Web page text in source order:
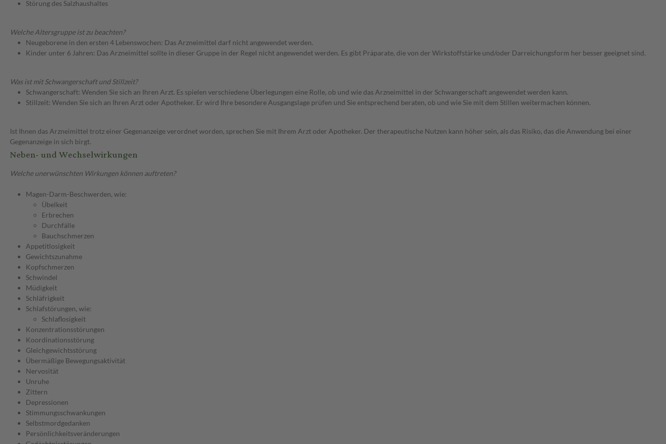
Störung des Salzhaushaltes
Welche Altersgruppe ist zu beachten?
Neugeborene in den ersten 4 Lebenswochen: Das Arzneimittel darf nicht angewendet werden.
Kinder unter 6 Jahren: Das Arzneimittel sollte in dieser Gruppe in der Regel nicht angewendet werden. Es gibt Präparate, die von der Wirkstoffstärke und/oder Darreichungsform her besser geeignet sind.
Was ist mit Schwangerschaft und Stillzeit?
Schwangerschaft: Wenden Sie sich an Ihren Arzt. Es spielen verschiedene Überlegungen eine Rolle, ob und wie das Arzneimittel in der Schwangerschaft angewendet werden kann.
Stillzeit: Wenden Sie sich an Ihren Arzt oder Apotheker. Er wird Ihre besondere Ausgangslage prüfen und Sie entsprechend beraten, ob und wie Sie mit dem Stillen weitermachen können.
Ist Ihnen das Arzneimittel trotz einer Gegenanzeige verordnet worden, sprechen Sie mit Ihrem Arzt oder Apotheker. Der therapeutische Nutzen kann höher sein, als das Risiko, das die Anwendung bei einer
Gegenanzeige in sich birgt.
Neben- und Wechselwirkungen
Welche unerwünschten Wirkungen können auftreten?
Magen-Darm-Beschwerden, wie:
Übelkeit
Erbrechen
Durchfälle
Bauchschmerzen
Appetitlosigkeit
Gewichtszunahme
Kopfschmerzen
Schwindel
Müdigkeit
Schläfrigkeit
Schlafstörungen, wie:
Schlaflosigkeit
Konzentrationsstörungen
Koordinationsstörung
Gleichgewichtsstörung
Übermäßige Bewegungsaktivität
Nervosität
Unruhe
Zittern
Depressionen
Stimmungsschwankungen
Selbstmordgedanken
Persönlichkeitsveränderungen